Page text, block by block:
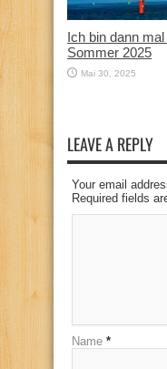
Ich bin dann
Sommer 2025
Mai 30, 2025
LEAVE A REPLY
Your email
Required fields
Name *